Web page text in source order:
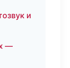
и
—